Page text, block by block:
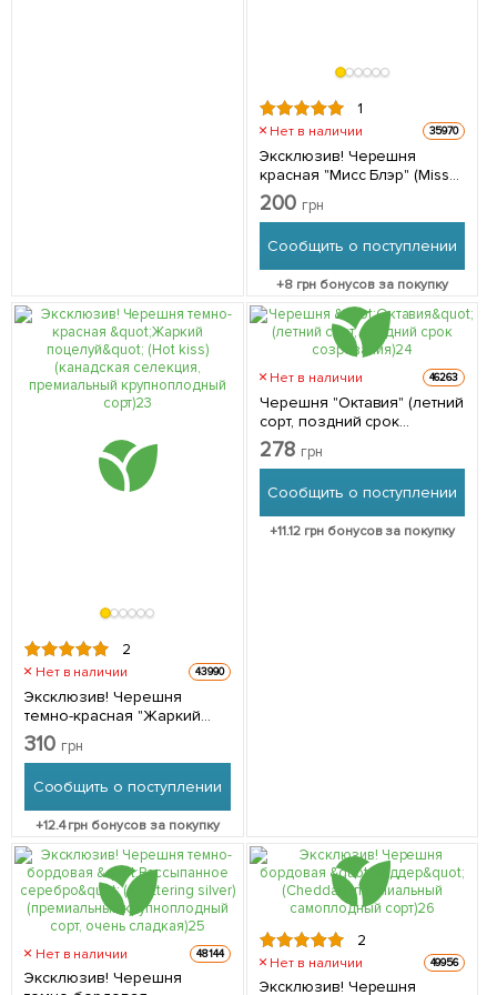
1
Нет в наличии 35970
Эксклюзив! Черешня
красная "Мисс Блэр" (Miss
Blair) (премиальный
высокоурожайный сорт) 1
200 грн
Сообщить о поступлении
+8 грн бонусов за покупку
2
Нет в наличии 43990
Эксклюзив! Черешня
темно-красная "Жаркий
поцелуй" (Hot kiss)
(канадская селекция,
крупноплодный сорт) 1
саженец в упаковке
310 грн
Сообщить о поступлении
+12.4грн бонусов за покупку
Нет в наличии 46263
Черешня "Октавия" (летний
сорт, поздний срок
созревания) 1 саженец в
упаковке
278 грн
Сообщить о поступлении
+11.12грн бонусов за покупку
Нет в наличии 48144
Эксклюзив! Черешня
2
Нет в наличии 49956
Эксклюзив! Черешня